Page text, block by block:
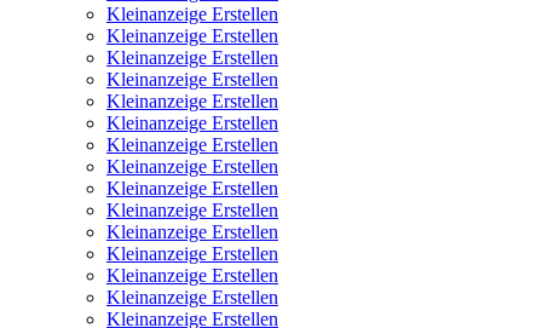
Kleinanzeige Erstellen
Kleinanzeige Erstellen
Kleinanzeige Erstellen
Kleinanzeige Erstellen
Kleinanzeige Erstellen
Kleinanzeige Erstellen
Kleinanzeige Erstellen
Kleinanzeige Erstellen
Kleinanzeige Erstellen
Kleinanzeige Erstellen
Kleinanzeige Erstellen
Kleinanzeige Erstellen
Kleinanzeige Erstellen
Kleinanzeige Erstellen
Kleinanzeige Erstellen